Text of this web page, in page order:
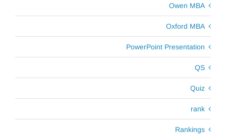
Owen MBA
Oxford MBA
PowerPoint Presentation
QS
Quiz
rank
Rankings